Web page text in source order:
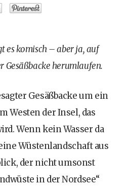
es komisch – aber ja, auf
Gesäßbacke herumlaufen.
Gesäßbacke um ein
Westen der Insel, das
Wenn kein Wasser da
Wüstenlandschaft aus
der nicht umsonst
in der Nordsee“